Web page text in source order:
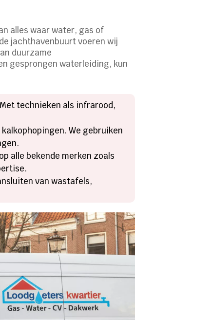
alles waar water, gas of
jachthavenbuurt voeren wij
duurzame
gesprongen waterleiding, kun
technieken als infrarood,
We gebruiken
alle bekende merken zoals
van wastafels,